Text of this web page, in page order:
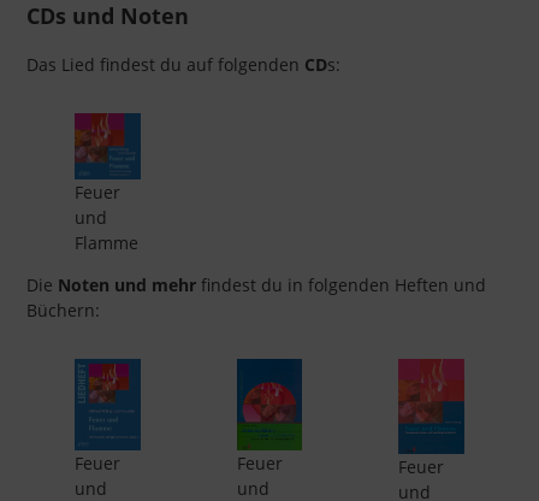
CDs und Noten
Das Lied findest du auf folgenden CDs:
Feuer
und
Flamme
Die Noten und mehr findest du in folgenden Heften und
Büchern:
Feuer
und
Feuer
und
Feuer
und